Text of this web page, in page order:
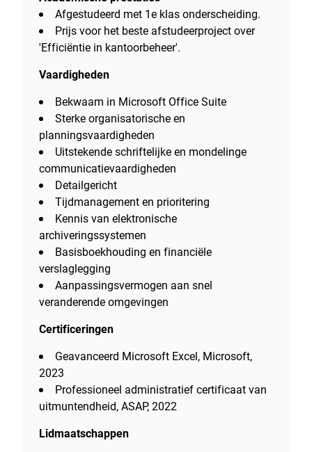
Afgestudeerd met 1e klas onderscheiding.
Prijs voor het beste afstudeerproject over
'Efficiëntie in kantoorbeheer'.
Vaardigheden
Bekwaam in Microsoft Office Suite
Sterke organisatorische en
planningsvaardigheden
Uitstekende schriftelijke en mondelinge
communicatievaardigheden
Detailgericht
Tijdmanagement en prioritering
Kennis van elektronische
archiveringssystemen
Basisboekhouding en financiële
verslaglegging
Aanpassingsvermogen aan snel
veranderende omgevingen
Certificeringen
Geavanceerd Microsoft Excel, Microsoft,
2023
Professioneel administratief certificaat van
uitmuntendheid, ASAP, 2022
Lidmaatschappen